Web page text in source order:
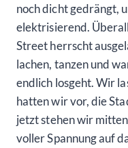
noch dicht gedrängt,
elektrisierend.
Street herrscht
lachen, tanzen und
endlich losgeht. Wir
hatten wir vor, die
jetzt stehen wir
voller Spannung auf